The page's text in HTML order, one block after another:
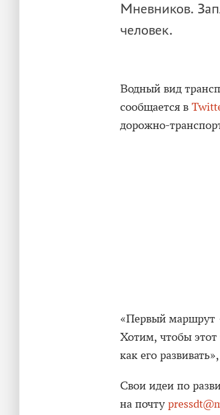
Мневников.
человек.
Водный вид
сообщается в
дорожно-
«Первый маршрут
Хотим, чтобы
как его
Свои идеи по
на почту